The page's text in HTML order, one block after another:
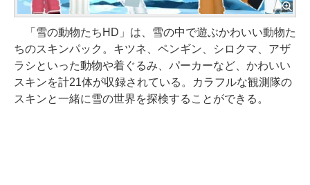
「雪の動物たちHD」は、雪の中で遊ぶかわいい動物た
ちのスキンパック。キツネ、ペンギン、シロクマ、アザ
ラシといった動物や着ぐるみ、パーカーなど、かわいい
スキンを計21体が収録されている。カラフルな観測隊の
スキンと一緒に雪の世界を探検することができる。